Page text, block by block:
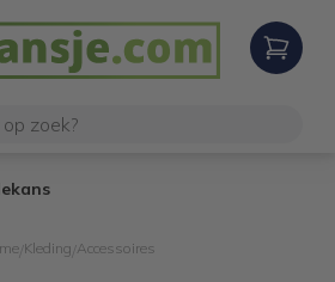
/ Kleding Accessoires